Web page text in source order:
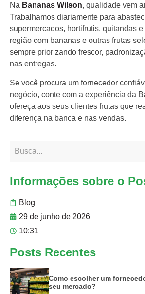
Na Bananas Wilson, qualidade vem
Trabalhamos diariamente para
supermercados, hortifrutis, quitandas
região com bananas e outras frutas
sempre priorizando frescor,
nas entregas.
Se você procura um fornecedor
negócio, conte com a experiência da
ofereça aos seus clientes frutas que
diferença na banca e nas vendas.
Informações sobre o
Blog
29 de junho de 2026
10:31
Posts Recentes
Como escolher um
seu mercado?